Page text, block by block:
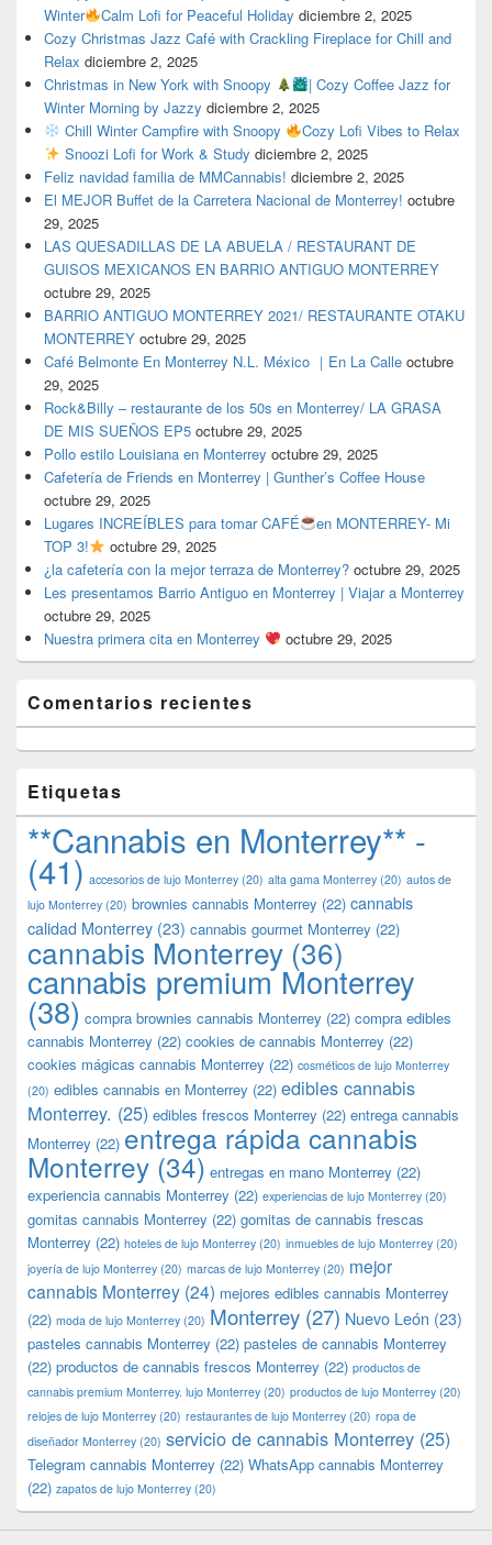
Winter
Calm Lofi for Peaceful Holiday diciembre 2, 2025
Cozy Christmas Jazz Café with Crackling Fireplace for Chill and
Relax diciembre 2, 2025
Christmas in New York with Snoopy
| Cozy Coffee Jazz for
Winter Morning by Jazzy diciembre 2, 2025
Chill Winter Campfire with Snoopy
Cozy Lofi Vibes to Relax
Snoozi Lofi for Work & Study diciembre 2, 2025
Feliz navidad familia de MMCannabis! diciembre 2, 2025
El MEJOR Buffet de la Carretera Nacional de Monterrey! octubre
29, 2025
LAS QUESADILLAS DE LA ABUELA / RESTAURANT DE
GUISOS MEXICANOS EN BARRIO ANTIGUO MONTERREY
octubre 29, 2025
BARRIO ANTIGUO MONTERREY 2021/ RESTAURANTE OTAKU
MONTERREY octubre 29, 2025
Café Belmonte En Monterrey N.L. México ｜En La Calle octubre
29, 2025
Rock&Billy – restaurante de los 50s en Monterrey/ LA GRASA
DE MIS SUEÑOS EP5 octubre 29, 2025
Pollo estilo Louisiana en Monterrey octubre 29, 2025
Cafetería de Friends en Monterrey | Gunther’s Coffee House
octubre 29, 2025
Lugares INCREÍBLES para tomar CAFÉ
en MONTERREY- Mi
TOP 3!
octubre 29, 2025
¿la cafetería con la mejor terraza de Monterrey? octubre 29, 2025
Les presentamos Barrio Antiguo en Monterrey | Viajar a Monterrey
octubre 29, 2025
Nuestra primera cita en Monterrey
octubre 29, 2025
Comentarios recientes
Etiquetas
**Cannabis en Monterrey** -
(41) accesorios de lujo Monterrey (20) alta gama Monterrey (20) autos de
lujo Monterrey (20) brownies cannabis Monterrey (22) cannabis
calidad Monterrey (23) cannabis gourmet Monterrey (22)
cannabis Monterrey (36)
cannabis premium Monterrey
(38) compra brownies cannabis Monterrey (22) compra edibles
cannabis Monterrey (22) cookies de cannabis Monterrey (22)
cookies mágicas cannabis Monterrey (22) cosméticos de lujo Monterrey
(20) edibles cannabis en Monterrey (22) edibles cannabis
Monterrey. (25) edibles frescos Monterrey (22) entrega cannabis
Monterrey (22) entrega rápida cannabis
Monterrey (34) entregas en mano Monterrey (22)
experiencia cannabis Monterrey (22) experiencias de lujo Monterrey (20)
gomitas cannabis Monterrey (22) gomitas de cannabis frescas
Monterrey (22) hoteles de lujo Monterrey (20) inmuebles de lujo Monterrey (20)
joyería de lujo Monterrey (20) marcas de lujo Monterrey (20) mejor
cannabis Monterrey (24) mejores edibles cannabis Monterrey
(22) moda de lujo Monterrey (20) Monterrey (27) Nuevo León (23)
pasteles cannabis Monterrey (22) pasteles de cannabis Monterrey
(22) productos de cannabis frescos Monterrey (22) productos de
cannabis premium Monterrey. lujo Monterrey (20) productos de lujo Monterrey (20)
relojes de lujo Monterrey (20) restaurantes de lujo Monterrey (20) ropa de
diseñador Monterrey (20) servicio de cannabis Monterrey (25)
Telegram cannabis Monterrey (22) WhatsApp cannabis Monterrey
(22) zapatos de lujo Monterrey (20)